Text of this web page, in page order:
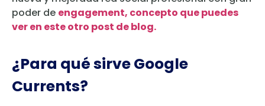
poder de engagement, concepto que puedes
ver en este otro post de blog.
¿Para qué sirve Google
Currents?